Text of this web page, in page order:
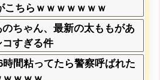
こちらｗｗｗｗｗｗｗ
のちゃん、最新の太ももがあ
コすぎる件
時間粘ってたら警察呼ばれた